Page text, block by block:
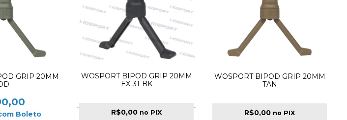
GRIP 20MM
Boleto
WOSPORT BIPOD GRIP 20MM
EX-31-BK
R$0,00 no PIX
WOSPORT BIPOD GRIP 20MM
TAN
R$0,00 no PIX